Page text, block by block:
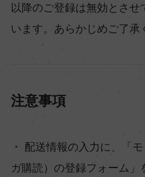
以降のご登録は無効とさ
います。あらかじめご了承
注意事項
・ 配送情報の入力に、「
ガ購読）の登録フォーム」